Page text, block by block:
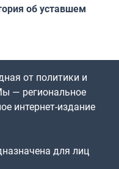
об уставшем
от политики и
— региональное
интернет-издание
для лиц